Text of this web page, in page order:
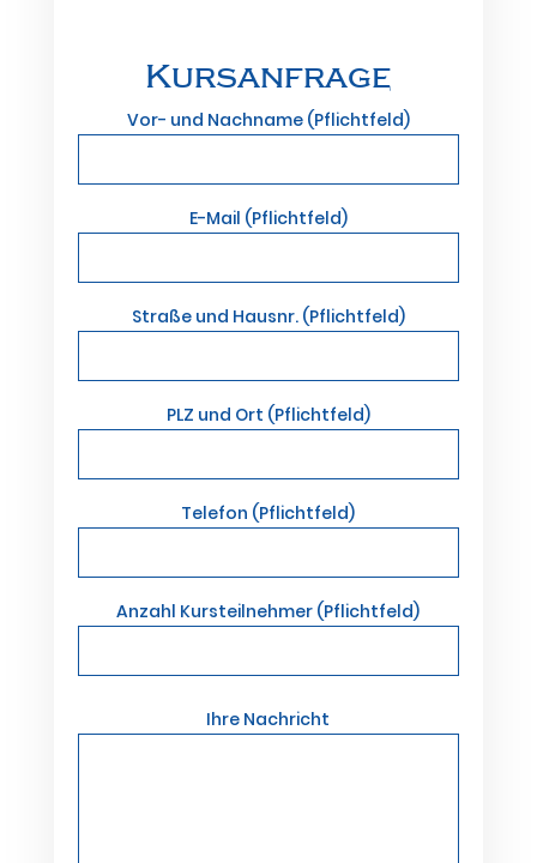
Kursanfrage
Vor- und Nachname (Pflichtfeld)
E-Mail (Pflichtfeld)
Straße und Hausnr. (Pflichtfeld)
PLZ und Ort (Pflichtfeld)
Telefon (Pflichtfeld)
Anzahl Kursteilnehmer (Pflichtfeld)
Ihre Nachricht